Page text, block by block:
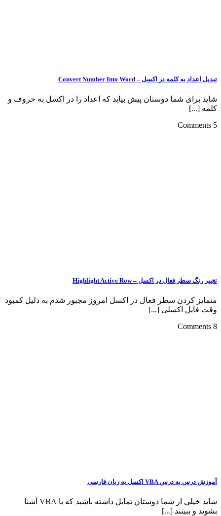
تبدیل اعداد به کلمه در اکسل – Convert Number Into Word
شاید برای شما دوستان پیش بیاید که اعداد را در اکسل به حروف و
کلمه [...]
5 Comments
تغییر رنگ سطر فعال در اکسل – Highlight Active Row
متمایز کردن سطر فعال در اکسل امروز مجبور شدم به دلیل کمبود
وقت فایل اکسلی [...]
8 Comments
آموزش درس به درس VBA اکسل به زبان فارسی
شاید خیلی از شما دوستان تمایل داشته باشید که با VBA آشنا
بشوید و ببینند [...]